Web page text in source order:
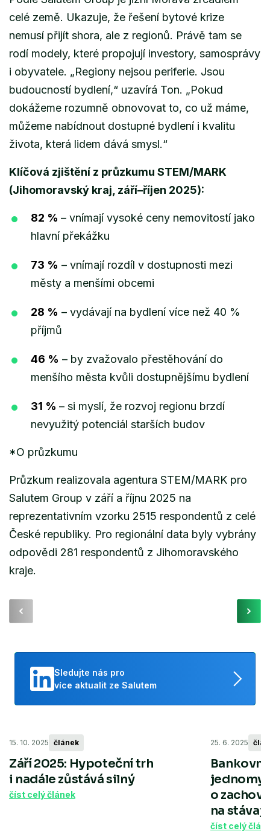
celé země. Ukazuje, že řešení bytové krize
nemusí přijít shora, ale z regionů. Právě tam se
rodí modely, které propojují investory, samosprávy
i obyvatele. „Regiony nejsou periferie. Jsou
budoucností bydlení,“ uzavírá Ton. „Pokud
dokážeme rozumně obnovovat to, co už máme,
můžeme nabídnout dostupné bydlení i kvalitu
života, která lidem dává smysl.“
Klíčová zjištění z průzkumu STEM/MARK
(Jihomoravský kraj, září–říjen 2025):
82 % – vnímají vysoké ceny nemovitostí jako
hlavní překážku
73 % – vnímají rozdíl v dostupnosti mezi
městy a menšími obcemi
28 % – vydávají na bydlení více než 40 %
příjmů
46 % – by zvažovalo přestěhování do
menšího města kvůli dostupnějšímu bydlení
31 % – si myslí, že rozvoj regionu brzdí
nevyužitý potenciál starších budov
*O průzkumu
Průzkum realizovala agentura STEM/MARK pro
Salutem Group v září a říjnu 2025 na
reprezentativním vzorku 2515 respondentů z celé
České republiky. Pro regionální data byly vybrány
odpovědi 281 respondentů z Jihomoravského
kraje.
Sledujte nás pro
více aktualit ze Salutem
15. 10. 2025 článek
Září 2025: Hypoteční trh
i nadále zůstává silný
číst celý článek
25. 6. 2025
Bankovní
o
na
číst celý